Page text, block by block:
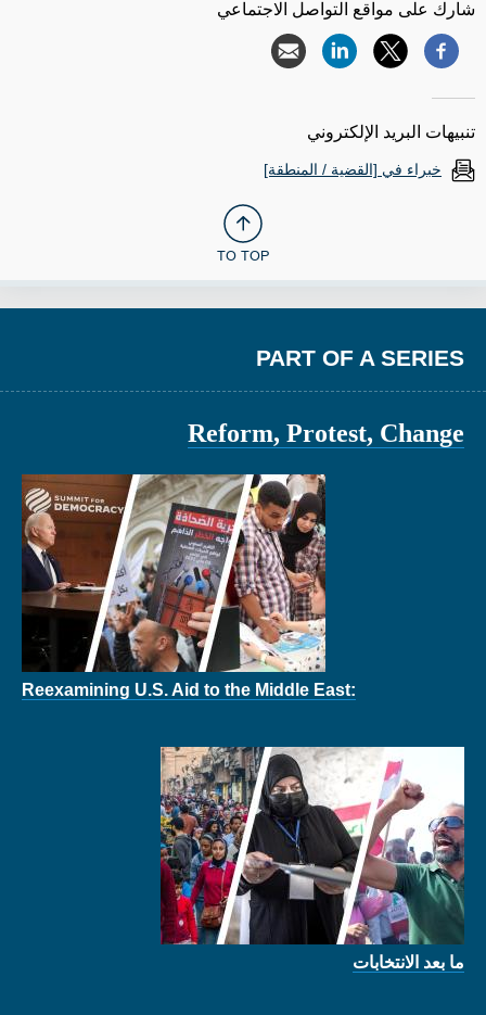
شارك على مواقع التواصل الاجتماعي
تنبيهات البريد الإلكتروني
خبراء في [القضية / المنطقة]
TO TOP
PART OF A SERIES
Reform, Protest, Change
Reexamining U.S. Aid to the Middle East:
ما بعد الانتخابات